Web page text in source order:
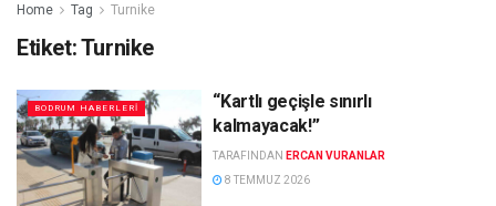
Home Tag Turnike
Etiket:Turnike
BODRUM HABERLERI
“Kartlı geçişle sınırlı
kalmayacak!”
TARAFINDAN ERCAN VURANLAR
8 TEMMUZ 2026